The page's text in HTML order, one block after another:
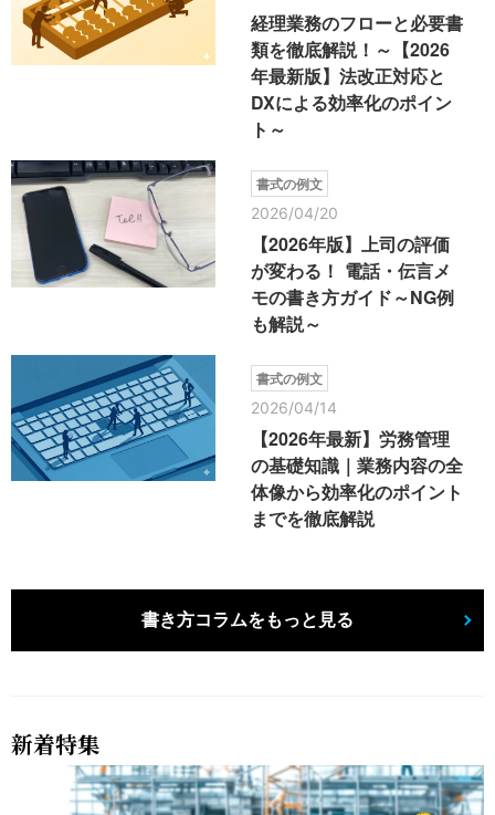
経理業務のフローと必要書
類を徹底解説！～【2026
年最新版】法改正対応と
DXによる効率化のポイン
ト～
書式の例文
2026/04/20
【2026年版】上司の評価
が変わる！ 電話・伝言メ
モの書き方ガイド～NG例
も解説～
書式の例文
2026/04/14
【2026年最新】労務管理
の基礎知識｜業務内容の全
体像から効率化のポイント
までを徹底解説
書き方コラムをもっと見る
新着特集